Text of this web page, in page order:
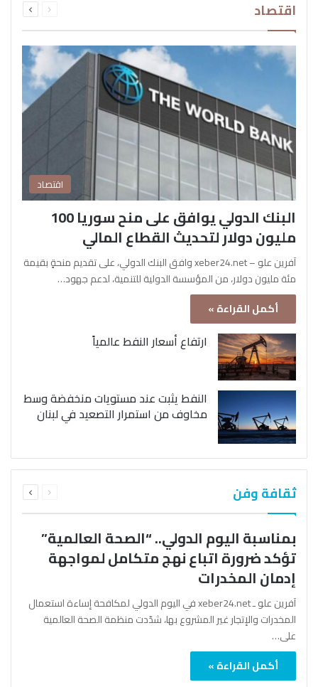
اقتصاد الصفحةالصفحة
اقتصاد
البنك الدولي يوافق على منح سوريا 100
مليون دولار لتحديث القطاع المالي
آفرين علو – xeber24.net وافق البنك الدولي، على تقديم منحةٍ بقيمة
مئة مليون دولار، من المؤسسة الدولية للتنمية، لدعم جهود…
أكمل القراءة »
ارتفاع أسعار النفط عالمياً
النفط يثبت عند مستويات منخفضة وسط
مخاوف من استمرار التصعيد في لبنان
ثقافة وفن الصفحةالصفحة
بمناسبة اليوم الدولي.. “الصحة العالمية”
تؤكد ضرورة اتباع نهج متكامل لمواجهة
إدمان المخدرات
آفرين علو ـ xeber24.net في اليوم الدولي لمكافحة إساءة استعمال
المخدرات والإتجار غير المشروع بها، شدّدت منظمة الصحة العالمية
على…
أكمل القراءة »